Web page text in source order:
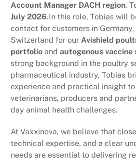
Account Manager DACH region.
July 2026.In this role, Tobias will
contact for customers in
Switzerland for ourAvishield
portfolio andautogenous vaccine
strong background in the poultry
pharmaceutical industry, Tobias
experience and practical insight
veterinarians, producers and
day animal health challenges.
At Vaxxinova, we believe that
technical expertise, and a clear
needs are essential to delivering